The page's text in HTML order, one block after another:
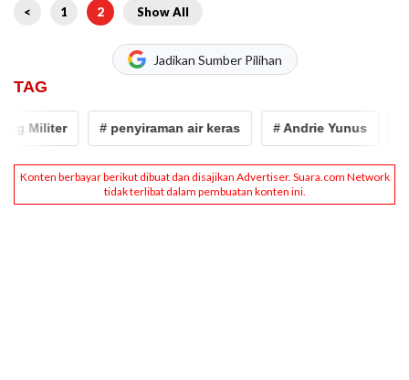
< 1 2 Show All
Jadikan Sumber Pilihan
TAG
Militer # penyiraman air keras # Andrie Yunus